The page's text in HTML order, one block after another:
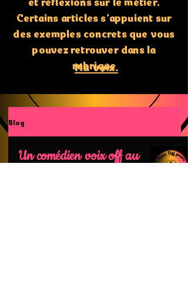
Certains articles s’appuient sur
des exemples concrets que vous
pouvez retrouver dans la
rubrique
Ma voix.
Blog
Un comédien voix off au